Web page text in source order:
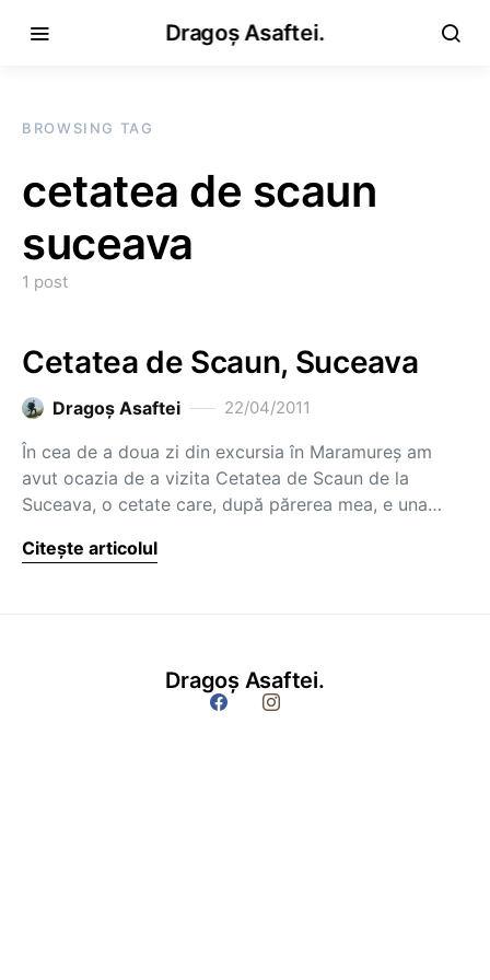
Dragoș Asaftei.
BROWSING TAG
cetatea de scaun
suceava
1 post
Cetatea de Scaun, Suceava
Dragoş Asaftei 22/04/2011
În cea de a doua zi din excursia în Maramureș am
avut ocazia de a vizita Cetatea de Scaun de la
Suceava, o cetate care, după părerea mea, e una…
Citește articolul
Dragoș Asaftei.